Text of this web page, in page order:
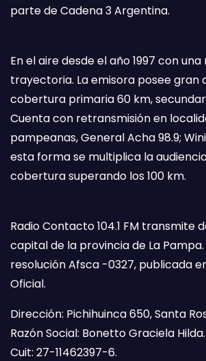
parte de Cadena 3 Argentina.
En el aire desde el año 1997 con
trayectoria. La emisora posee gran
cobertura primaria 60 km,
Cuenta con retransmisión en
pampeanas, General Acha 98.9;
esta forma se multiplica la
cobertura superando los 100 km.
Radio Contacto 104.1 FM transmite
capital de la provincia de La
resolución Afsca -0327, publicada
Oficial.
Dirección: Pichihuinca 650, Santa
Razón Social: Bonetto Graciela Hilda.
Cuit: 27-11462397-6.